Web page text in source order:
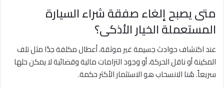
متى يصبح إلغاء صفقة شراء السيارة
المستعملة الخيار الأذكى؟
عند اكتشاف حوادث جسيمة غير موثقة، أعطال مكلفة جدًا مثل تلف
المكينة أو ناقل الحركة، أو وجود التزامات مالية وقضائية لا يمكن حلها
سريعاً. هُنا الانسحاب هو الاستثمار الأكثر حكمة.